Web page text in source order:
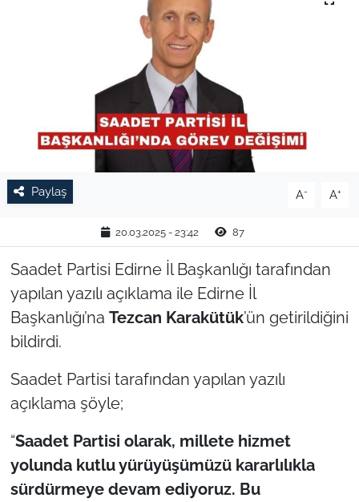
Paylaş A- A+
20.03.2025 - 23:42 87
Saadet Partisi Edirne İl Başkanlığı tarafından
yapılan yazılı açıklama ile Edirne İl
Başkanlığı’na Tezcan Karakütük’ün getirildiğini
bildirdi.
Saadet Partisi tarafından yapılan yazılı
açıklama şöyle;
“Saadet Partisi olarak, millete hizmet
yolunda kutlu yürüyüşümüzü kararlılıkla
sürdürmeye devam ediyoruz. Bu
TARIM VE HAYVANCILIK
KÜLTÜR SANAT
RESMİ İLAN
SPOR
EDİRNE
TEKİRDAĞ
ÇANAKKALE
TÜRKİYE
Bölge